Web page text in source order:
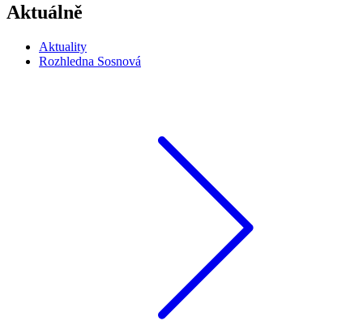
Aktuálně
Aktuality
Rozhledna Sosnová